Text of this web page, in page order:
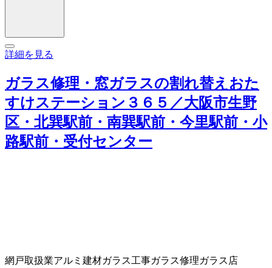
詳細を見る
ガラス修理・窓ガラスの割れ替えおた
すけステーション３６５／大阪市生野
区・北巽駅前・南巽駅前・今里駅前・小
路駅前・受付センター
網戸取扱業アルミ建材ガラス工事ガラス修理ガラス店